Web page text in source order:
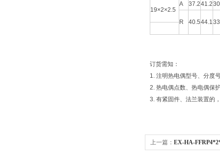
19×2×2.5
A 37.241.2
R 40.544.1
订货需知：
1. 注明热电偶型号、分度
2. 热电偶点数、热电偶保
3. 有紧固件、法兰装置的
上一篇： EX-HA-